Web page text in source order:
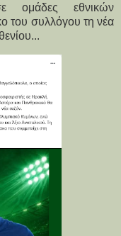
ομάδες εθνικών
του συλλόγου τη νέα